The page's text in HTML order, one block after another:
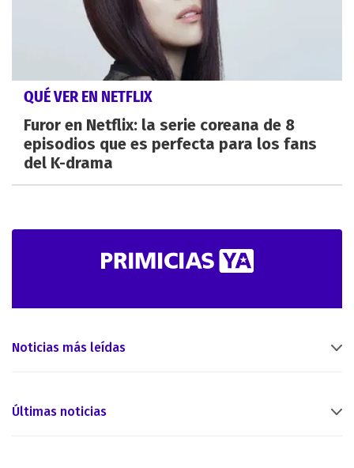
QUÉ VER EN NETFLIX
Furor en Netflix: la serie coreana de 8
episodios que es perfecta para los fans
del K-drama
Noticias más leídas
Últimas noticias